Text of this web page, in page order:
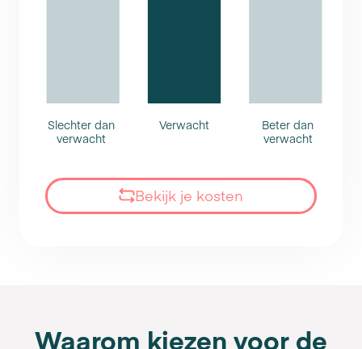
Slechter dan
verwacht
Verwacht
Beter dan
verwacht
Bekijk je kosten
Waarom kiezen voor de